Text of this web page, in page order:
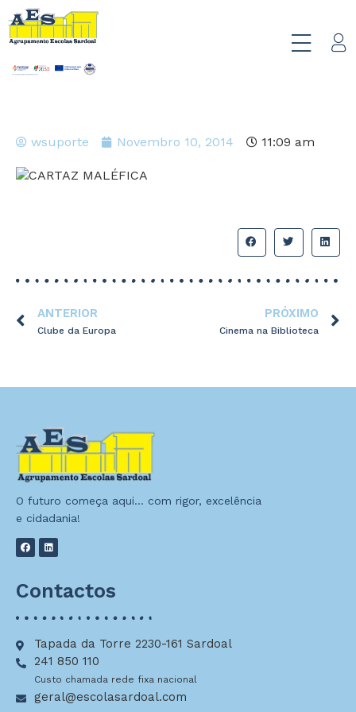
wsuporte Novembro 10, 2014 11:09 am
ANTERIOR
Clube da Europa
PRÓXIMO
Cinema na Biblioteca
O futuro começa aqui… com rigor, excelência
e cidadania!
Contactos
Tapada da Torre 2230-161 Sardoal
241 850 110
Custo chamada rede fixa nacional
geral@escolasardoal.com